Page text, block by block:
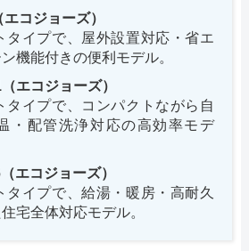
コジョーズ）
タイプで、屋外設置対応・省エ
機能付きの便利モデル。
エコジョーズ）
タイプで、コンパクトながら自
・配管洗浄対応の高効率モデ
エコジョーズ）
タイプで、給湯・暖房・高耐久
宅全体対応モデル。